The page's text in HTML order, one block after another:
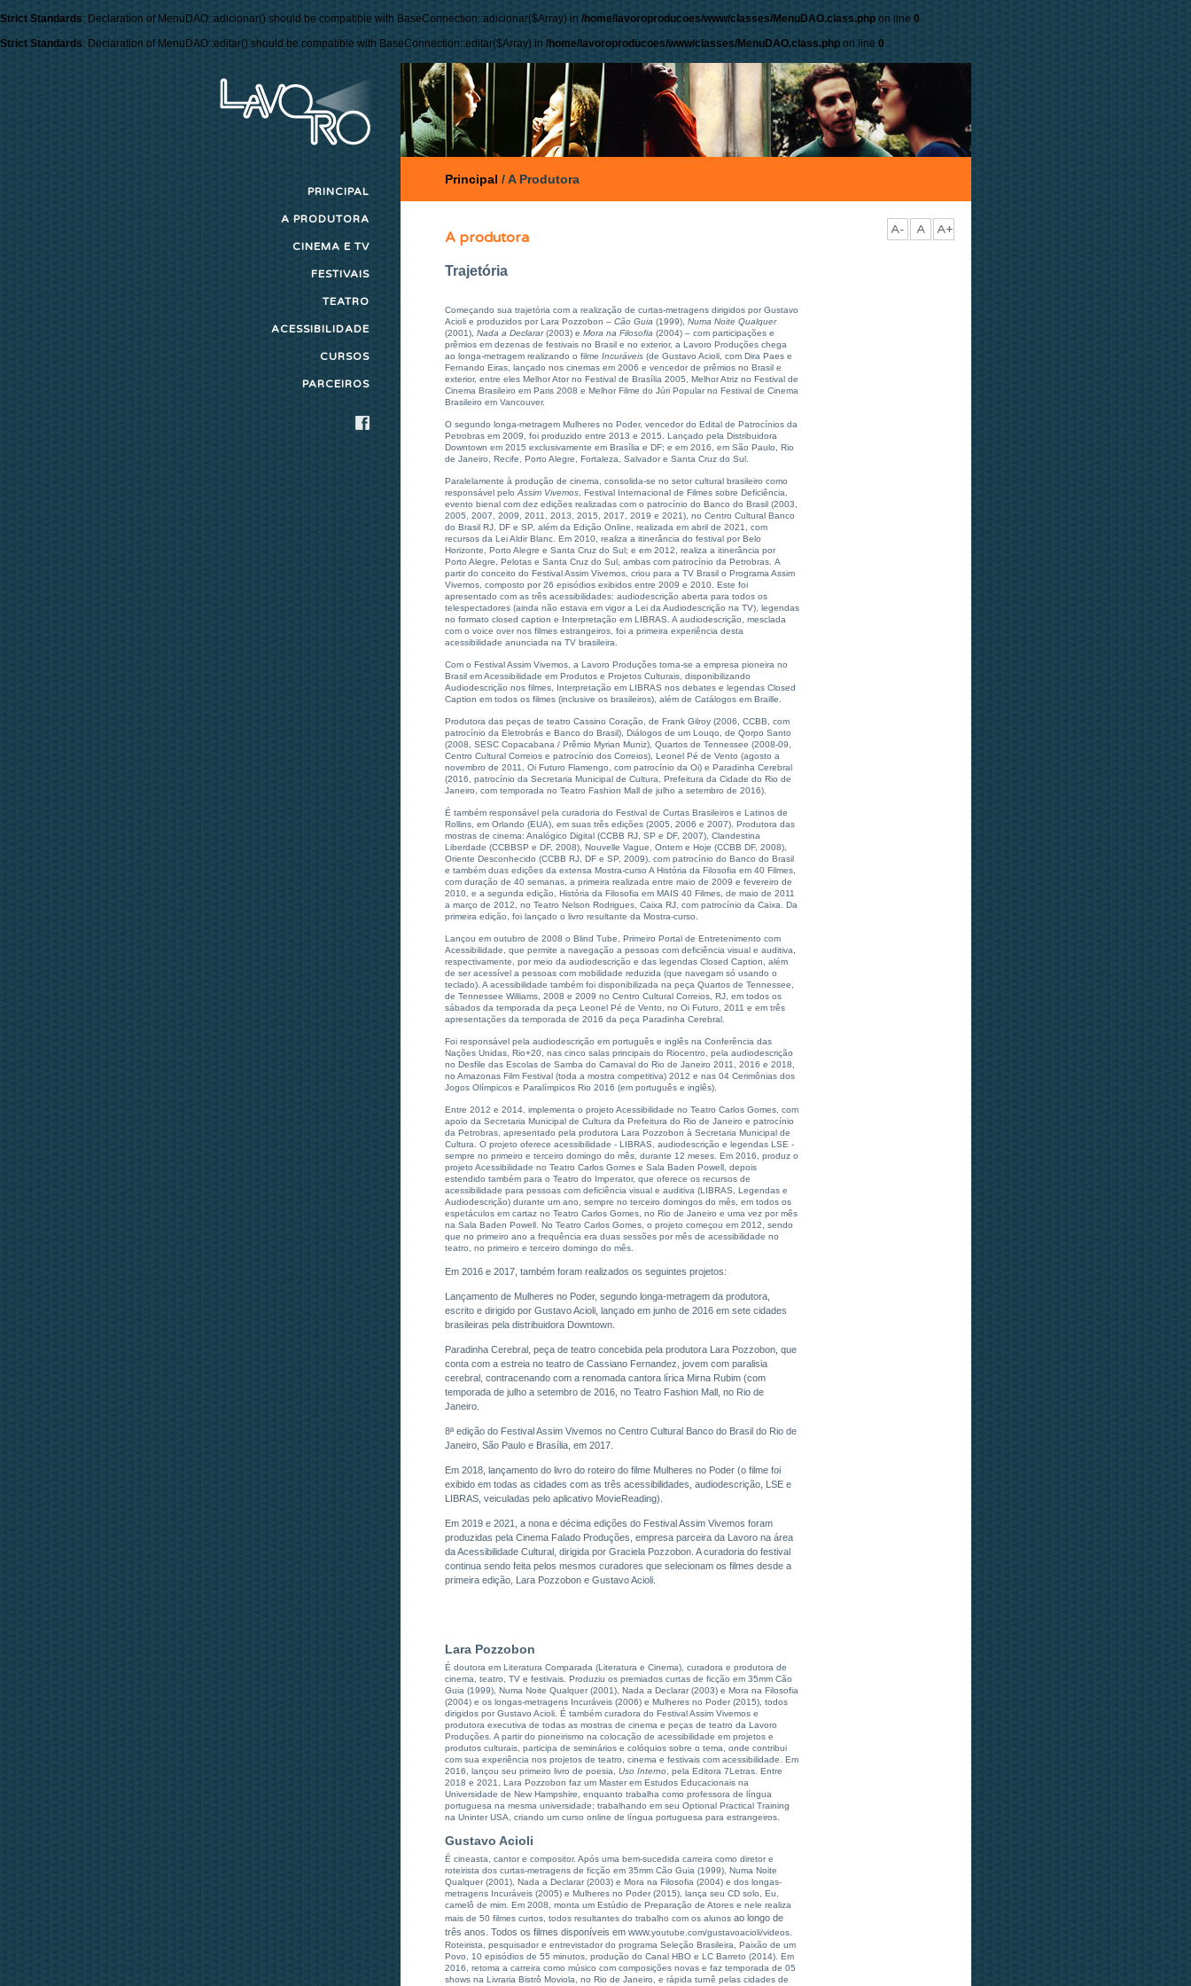
Strict Standards: Declaration of MenuDAO::adicionar() should be compatible with BaseConnection::adicionar($Array) in /home/lavoroproducoes/www/classes/MenuDAO.class.php on line 0
Strict Standards: Declaration of MenuDAO::editar() should be compatible with BaseConnection::editar($Array) in /home/lavoroproducoes/www/classes/MenuDAO.class.php on line 0
PRINCIPAL
A PRODUTORA
CINEMA E TV
FESTIVAIS
TEATRO
ACESSIBILIDADE
CURSOS
PARCEIROS
Principal /A Produtora
A- A A+
A produtora
Trajetória
Começando sua trajetória com a realização de curtas-metragens dirigidos por Gustavo
Acioli e produzidos por Lara Pozzobon – Cão Guia (1999), Numa Noite Qualquer
(2001), Nada a Declarar(2003) e Mora na Filosofia (2004) – com participações e
prêmios em dezenas de festivais no Brasil e no exterior, a Lavoro Produções chega
ao longa-metragem realizando o filme Incuráveis (de Gustavo Acioli, com Dira Paes e
Fernando Eiras, lançado nos cinemas em 2006 e vencedor de prêmios no Brasil e
exterior, entre eles Melhor Ator no Festival de Brasília 2005, Melhor Atriz no Festival de
Cinema Brasileiro em Paris 2008 e Melhor Filme do Júri Popular no Festival de Cinema
Brasileiro em Vancouver.
O segundo longa-metragem Mulheres no Poder, vencedor do Edital de Patrocínios da
Petrobras em 2009, foi produzido entre 2013 e 2015. Lançado pela Distribuidora
Downtown em 2015 exclusivamente em Brasília e DF; e em 2016, em São Paulo, Rio
de Janeiro, Recife, Porto Alegre, Fortaleza, Salvador e Santa Cruz do Sul.
Paralelamente à produção de cinema, consolida-se no setor cultural brasileiro como
responsável pelo Assim Vivemos , Festival Internacional de Filmes sobre Deficiência,
evento bienal com dez edições realizadas com o patrocínio do Banco do Brasil (2003,
2005, 2007, 2009, 2011, 2013, 2015, 2017, 2019 e 2021), no Centro Cultural Banco
do Brasil RJ, DF e SP, além da Edição Online, realizada em abril de 2021, com
recursos da Lei Aldir Blanc. Em 2010, realiza a itinerância do festival por Belo
Horizonte, Porto Alegre e Santa Cruz do Sul; e em 2012, realiza a itinerância por
Porto Alegre, Pelotas e Santa Cruz do Sul, ambas com patrocínio da Petrobras. A
partir do conceito do Festival Assim Vivemos, criou para a TV Brasil o Programa Assim
Vivemos, composto por 26 episódios exibidos entre 2009 e 2010. Este foi
apresentado com as três acessibilidades: audiodescrição aberta para todos os
telespectadores (ainda não estava em vigor a Lei da Audiodescrição na TV), legendas
no formato closed caption e Interpretação em LIBRAS. A audiodescrição, mesclada
com o voice over nos filmes estrangeiros, foi a primeira experiência desta
acessibilidade anunciada na TV brasileira.
Com o Festival Assim Vivemos, a Lavoro Produções torna-se a empresa pioneira no
Brasil em Acessibilidade em Produtos e Projetos Culturais, disponibilizando
Audiodescrição nos filmes, Interpretação em LIBRAS nos debates e legendas Closed
Caption em todos os filmes (inclusive os brasileiros), além de Catálogos em Braille.
Produtora das peças de teatro Cassino Coração, de Frank Gilroy (2006, CCBB, com
patrocínio da Eletrobrás e Banco do Brasil), Diálogos de um Louqo, de Qorpo Santo
(2008, SESC Copacabana / Prêmio Myrian Muniz), Quartos de Tennessee (2008-09,
Centro Cultural Correios e patrocínio dos Correios), Leonel Pé de Vento (agosto a
novembro de 2011, Oi Futuro Flamengo, com patrocínio da Oi) e Paradinha Cerebral
(2016, patrocínio da Secretaria Municipal de Cultura, Prefeitura da Cidade do Rio de
Janeiro, com temporada no Teatro Fashion Mall de julho a setembro de 2016).
É também responsável pela curadoria do Festival de Curtas Brasileiros e Latinos de
Rollins, em Orlando (EUA), em suas três edições (2005, 2006 e 2007). Produtora das
mostras de cinema: Analógico Digital (CCBB RJ, SP e DF, 2007), Clandestina
Liberdade (CCBBSP e DF, 2008), Nouvelle Vague, Ontem e Hoje (CCBB DF, 2008),
Oriente Desconhecido (CCBB RJ, DF e SP, 2009), com patrocínio do Banco do Brasil
e também duas edições da extensa Mostra-curso A História da Filosofia em 40 Filmes,
com duração de 40 semanas, a primeira realizada entre maio de 2009 e fevereiro de
2010, e a segunda edição, História da Filosofia em MAIS 40 Filmes, de maio de 2011
a março de 2012, no Teatro Nelson Rodrigues, Caixa RJ, com patrocínio da Caixa. Da
primeira edição, foi lançado o livro resultante da Mostra-curso.
Lançou em outubro de 2008 o Blind Tube, Primeiro Portal de Entretenimento com
Acessibilidade,
que permite a navegação a pessoas com deficiência visual e auditiva,
respectivamente, por meio da audiodescrição e das legendas Closed Caption, além
de ser acessível a pessoas com mobilidade reduzida (que navegam só usando o
teclado). A acessibilidade também foi disponibilizada na peça Quartos de Tennessee,
de Tennessee Williams, 2008 e 2009 no Centro Cultural Correios, RJ, em todos os
sábados da temporada da peça Leonel Pé de Vento, no Oi Futuro, 2011 e em três
apresentações da temporada de 2016 da peça Paradinha Cerebral.
Foi responsável pela audiodescrição em português e inglês na Conferência das
Nações Unidas, Rio+20, nas cinco salas principais do Riocentro, pela audiodescrição
no Desfile das Escolas de Samba do Carnaval do Rio de Janeiro 2011, 2016 e 2018,
no Amazonas Film Festival (toda a mostra competitiva) 2012 e nas 04 Cerimônias dos
Jogos Olímpicos e Paralímpicos Rio 2016 (em português e inglês).
Entre 2012 e 2014, implementa o projeto Acessibilidade no Teatro Carlos Gomes, com
apoio da Secretaria Municipal de Cultura da Prefeitura do Rio de Janeiro e patrocínio
da Petrobras, apresentado pela produtora Lara Pozzobon à Secretaria Municipal de
Cultura. O projeto oferece acessibilidade - LIBRAS, audiodescrição e legendas LSE -
sempre no primeiro e terceiro domingo do mês, durante 12 meses. Em 2016, produz o
projeto Acessibilidade no Teatro Carlos Gomes e Sala Baden Powell, depois
estendido também para o Teatro do Imperator, que oferece os recursos de
acessibilidade para pessoas com deficiência visual e auditiva (LIBRAS, Legendas e
Audiodescrição) durante um ano, sempre no terceiro domingos do mês, em todos os
espetáculos em cartaz no Teatro Carlos Gomes, no Rio de Janeiro e uma vez por mês
na Sala Baden Powell. No Teatro Carlos Gomes, o projeto começou em 2012, sendo
que no primeiro ano a frequência era duas sessões por mês de acessibilidade no
teatro, no primeiro e terceiro domingo do mês.
Em 2016 e 2017, também foram realizados os seguintes projetos:
Lançamento de Mulheres no Poder, segundo longa-metragem da produtora,
escrito e dirigido por Gustavo Acioli, lançado em junho de 2016 em sete cidades
brasileiras pela distribuidora Downtown.
Paradinha Cerebral, peça de teatro concebida pela produtora Lara Pozzobon, que
conta com a estreia no teatro de Cassiano Fernandez, jovem com paralisia
cerebral, contracenando com a renomada cantora lírica Mirna Rubim (com
temporada de julho a setembro de 2016, no Teatro Fashion Mall, no Rio de
Janeiro.
8ª edição do Festival Assim Vivemos no Centro Cultural Banco do Brasil do Rio de
Janeiro, São Paulo e Brasília, em 2017.
Em 2018, lançamento do livro do roteiro do filme Mulheres no Poder (o filme foi
exibido em todas as cidades com as três acessibilidades, audiodescrição, LSE e
LIBRAS, veiculadas pelo aplicativo MovieReading).
Em 2019 e 2021, a nona e décima edições do Festival Assim Vivemos foram
produzidas pela Cinema Falado Produções, empresa parceira da Lavoro na área
da Acessibilidade Cultural, dirigida por Graciela Pozzobon. A curadoria do festival
continua sendo feita pelos mesmos curadores que selecionam os filmes desde a
primeira edição, Lara Pozzobon e Gustavo Acioli.
Lara Pozzobon
É doutora em Literatura Comparada (Literatura e Cinema), curadora e produtora de
cinema, teatro, TV e festivais. Produziu os premiados curtas de ficção em 35mm Cão
Guia (1999), Numa Noite Qualquer (2001), Nada a Declarar (2003) e Mora na Filosofia
(2004) e os longas-metragens Incuráveis (2006) e Mulheres no Poder (2015), todos
dirigidos por Gustavo Acioli. É também curadora do Festival Assim Vivemos e
produtora executiva de todas as mostras de cinema e peças de teatro da Lavoro
Produções. A partir do pioneirismo na colocação de acessibilidade em projetos e
produtos culturais, participa de seminários e colóquios sobre o tema, onde contribui
com sua experiência nos projetos de teatro, cinema e festivais com acessibilidade. Em
2016, lançou seu primeiro livro de poesia, Uso Interno , pela Editora 7Letras. Entre
2018 e 2021, Lara Pozzobon faz um Master em Estudos Educacionais na
Universidade de New Hampshire, enquanto trabalha como professora de língua
portuguesa na mesma universidade; trabalhando em seu Optional Practical Training
na Uninter USA, criando um curso online de língua portuguesa para estrangeiros.
Gustavo Acioli
É cineasta, cantor e compositor. Após uma bem-sucedida carreira como diretor e
roteirista dos curtas-metragens de ficção em 35mm Cão Guia (1999), Numa Noite
Qualquer (2001), Nada a Declarar (2003) e Mora na Filosofia (2004) e dos longas-
metragens Incuráveis (2005) e Mulheres no Poder (2015), lança seu CD solo, Eu,
camelô de mim. Em 2008, monta um Estúdio de Preparação de Atores e nele realiza
mais de 50 filmes curtos, todos resultantes do trabalho com os alunos ao longo de
três anos. Todos os filmes disponíveis em www.youtube.com/gustavoacioli/videos.
Roteirista, pesquisador e entrevistador do programa Seleção Brasileira, Paixão de um
Povo, 10 episódios de 55 minutos, produção do Canal HBO e LC Barreto (2014). Em
2016, retoma a carreira como músico com composições novas e faz temporada de 05
shows na Livraria Bistrô Moviola, no Rio de Janeiro, e rápida turnê pelas cidades de